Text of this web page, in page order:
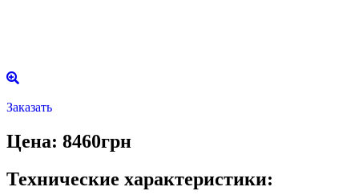
Заказать
Цена: 8460грн
Технические характеристики: